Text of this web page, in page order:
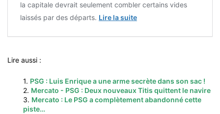
la capitale devrait seulement combler certains vides
laissés par des départs. Lire la suite
Lire aussi :
1. PSG : Luis Enrique a une arme secrète dans son sac !
2. Mercato - PSG : Deux nouveaux Titis quittent le navire
3. Mercato : Le PSG a complètement abandonné cette
piste…